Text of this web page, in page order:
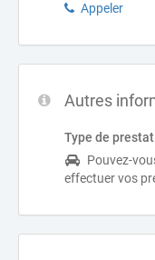
Appeler
Autres
Type de
Pouvez-
effectuer vos